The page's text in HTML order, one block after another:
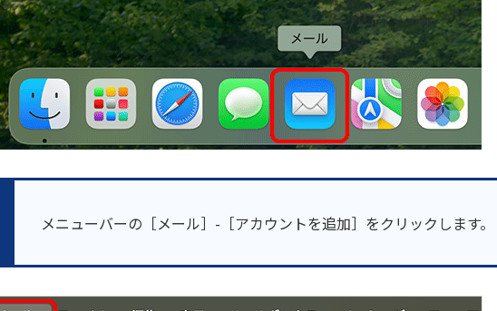
メニューバーの［メール］-［アカウントを追加］をクリックします。